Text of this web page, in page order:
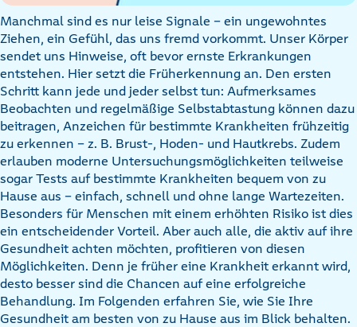
Manchmal sind es nur leise Signale – ein ungewohntes
Ziehen, ein Gefühl, das uns fremd vorkommt. Unser Körper
sendet uns Hinweise, oft bevor ernste Erkrankungen
entstehen. Hier setzt die Früherkennung an. Den ersten
Schritt kann jede und jeder selbst tun: Aufmerksames
Beobachten und regelmäßige Selbstabtastung können dazu
beitragen, Anzeichen für bestimmte Krankheiten frühzeitig
zu erkennen – z. B. Brust-, Hoden- und Hautkrebs. Zudem
erlauben moderne Untersuchungsmöglichkeiten teilweise
sogar Tests auf bestimmte Krankheiten bequem von zu
Hause aus – einfach, schnell und ohne lange Wartezeiten.
Besonders für Menschen mit einem erhöhten Risiko ist dies
ein entscheidender Vorteil. Aber auch alle, die aktiv auf ihre
Gesundheit achten möchten, profitieren von diesen
Möglichkeiten. Denn je früher eine Krankheit erkannt wird,
desto besser sind die Chancen auf eine erfolgreiche
Behandlung. Im Folgenden erfahren Sie, wie Sie Ihre
Gesundheit am besten von zu Hause aus im Blick behalten.